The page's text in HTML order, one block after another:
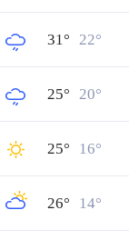
31° 22°
25° 20°
25° 16°
26° 14°